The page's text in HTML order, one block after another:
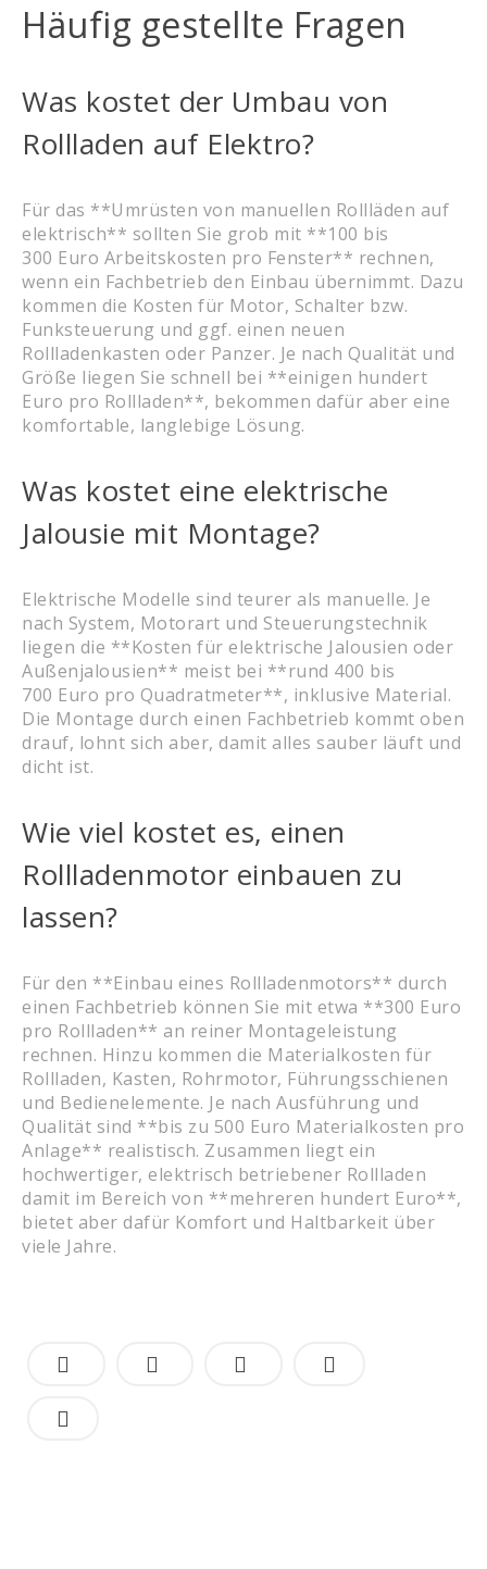
Häufig gestellte Fragen
Was kostet der Umbau von
Rollladen auf Elektro?
Für das **Umrüsten von manuellen Rollläden auf
elektrisch** sollten Sie grob mit **100 bis
300 Euro Arbeitskosten pro Fenster** rechnen,
wenn ein Fachbetrieb den Einbau übernimmt. Dazu
kommen die Kosten für Motor, Schalter bzw.
Funksteuerung und ggf. einen neuen
Rollladenkasten oder Panzer. Je nach Qualität und
Größe liegen Sie schnell bei **einigen hundert
Euro pro Rollladen**, bekommen dafür aber eine
komfortable, langlebige Lösung.
Was kostet eine elektrische
Jalousie mit Montage?
Elektrische Modelle sind teurer als manuelle. Je
nach System, Motorart und Steuerungstechnik
liegen die **Kosten für elektrische Jalousien oder
Außenjalousien** meist bei **rund 400 bis
700 Euro pro Quadratmeter**, inklusive Material.
Die Montage durch einen Fachbetrieb kommt oben
drauf, lohnt sich aber, damit alles sauber läuft und
dicht ist.
Wie viel kostet es, einen
Rollladenmotor einbauen zu
lassen?
Für den **Einbau eines Rollladenmotors** durch
einen Fachbetrieb können Sie mit etwa **300 Euro
pro Rollladen** an reiner Montageleistung
rechnen. Hinzu kommen die Materialkosten für
Rollladen, Kasten, Rohrmotor, Führungsschienen
und Bedienelemente. Je nach Ausführung und
Qualität sind **bis zu 500 Euro Materialkosten pro
Anlage** realistisch. Zusammen liegt ein
hochwertiger, elektrisch betriebener Rollladen
damit im Bereich von **mehreren hundert Euro**,
bietet aber dafür Komfort und Haltbarkeit über
viele Jahre.